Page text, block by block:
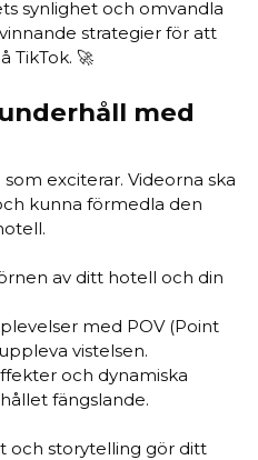
synlighet och omvandla
strategier för att
TikTok. 🚀
med
exciterar. Videorna ska
kunna förmedla den
av ditt hotell och din
med POV (Point
vistelsen.
och dynamiska
fängslande.
och storytelling gör ditt